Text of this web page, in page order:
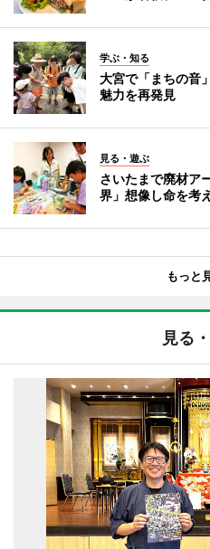
学ぶ・知る
大宮で「まちの音
魅力を再発見
見る・遊ぶ
さいたまで廃材ア
界」想像し命を考
もっと
見る